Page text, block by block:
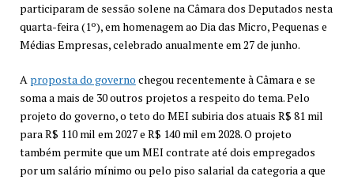
participaram de sessão solene na Câmara dos Deputados nesta
quarta-feira (1º), em homenagem ao Dia das Micro, Pequenas e
Médias Empresas, celebrado anualmente em 27 de junho.
A proposta do governo chegou recentemente à Câmara e se
soma a mais de 30 outros projetos a respeito do tema. Pelo
projeto do governo, o teto do MEI subiria dos atuais R$ 81 mil
para R$ 110 mil em 2027 e R$ 140 mil em 2028. O projeto
também permite que um MEI contrate até dois empregados
por um salário mínimo ou pelo piso salarial da categoria a que